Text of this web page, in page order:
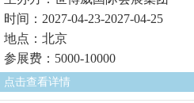
时间：2027-04-23-2027-04-25
地点：北京
参展费：5000-10000
点击查看详情